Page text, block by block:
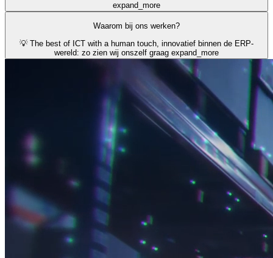
expand_more
Waarom bij ons werken?
💡 The best of ICT with a human touch, innovatief binnen de ERP-
wereld: zo zien wij onszelf graag expand_more